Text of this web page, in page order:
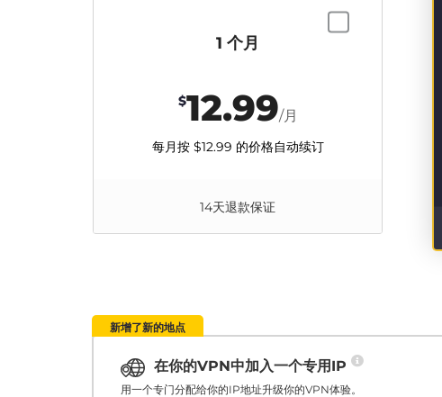
1 个月
$12.99/月
每月按 $12.99 的价格自动续订
14天退款保证
新增了新的地点
在你的VPN中加入一个专用IP
用一个专门分配给你的IP地址升级你的VPN体验。